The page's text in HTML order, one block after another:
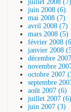
juillet 2008 (7)
juin 2008 (6)
mai 2008 (7)
avril 2008 (7)
mars 2008 (5)
février 2008
janvier 2008
décembre
novembre
octobre 2007
septembre
août 2007 (6)
juillet 2007 (6)
juin 2007 (3)